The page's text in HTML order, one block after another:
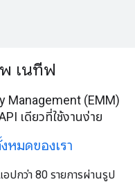
พ เนทีฟ
Management (EMM)
เดียวที่ใช้งานง่าย
หมดของเรา
ปกว่า 80 รายการผ่านรูป